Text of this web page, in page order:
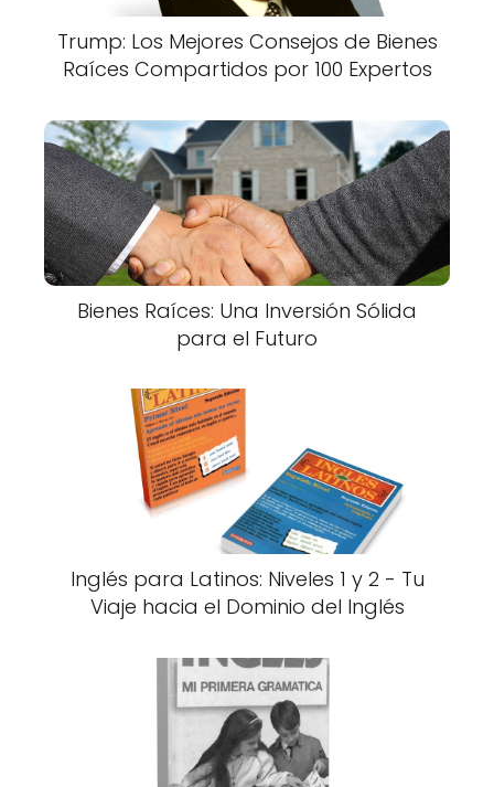
Trump: Los Mejores Consejos de Bienes
Raíces Compartidos por 100 Expertos
Bienes Raíces: Una Inversión Sólida
para el Futuro
Inglés para Latinos: Niveles 1 y 2 - Tu
Viaje hacia el Dominio del Inglés